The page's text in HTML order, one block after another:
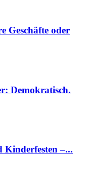
Geschäfte oder
Demokratisch.
Kinderfesten –...